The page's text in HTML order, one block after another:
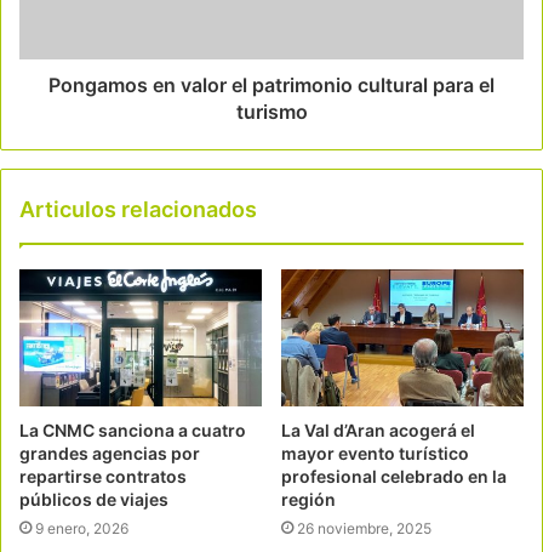
Pongamos en valor el patrimonio cultural para el
turismo
Articulos relacionados
La CNMC sanciona a cuatro
grandes agencias por
repartirse contratos
públicos de viajes
9 enero, 2026
La Val d’Aran acogerá el
mayor evento turístico
profesional celebrado en la
región
26 noviembre, 2025